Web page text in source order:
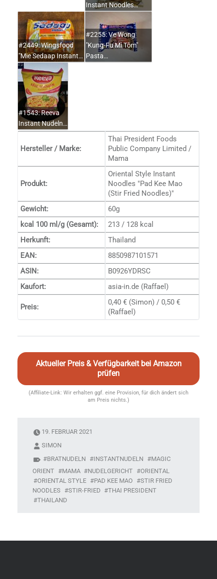
Instant Noodles…
#2449: Wingsfood
"Mie Sedaap Instant…
#2255: Ve Wong
"Kung-Fu Mì Tôm"
Pasta…
#1543: Reeva
Instant Nudeln…
Hersteller / Marke:
Thai President Foods
Public Company Limited /
Mama
Produkt:
Oriental Style Instant
Noodles "Pad Kee Mao
(Stir Fried Noodles)"
Gewicht:
60g
kcal 100 ml/g (Gesamt):
213 / 128 kcal
Herkunft:
Thailand
EAN:
8850987101571
ASIN:
B0926YDRSC
Kaufort:
asia-in.de (Raffael)
Preis:
0,40 € (Simon) / 0,50 €
(Raffael)
Aktueller Preis & Verfügbarkeit bei Amazon
prüfen
(Affiliate-Link: Wir erhalten ggf. eine Provision, für dich ändert sich
am Preis nichts.)
19. FEBRUAR 2021
SIMON
BRATNUDELN
INSTANTNUDELN
MAGIC
ORIENT
MAMA NUDELGERICHT
ORIENTAL
ORIENTAL STYLE
PAD KEE MAO
STIR FRIED
NOODLES
STIR-FRIED
THAI PRESIDENT
THAILAND